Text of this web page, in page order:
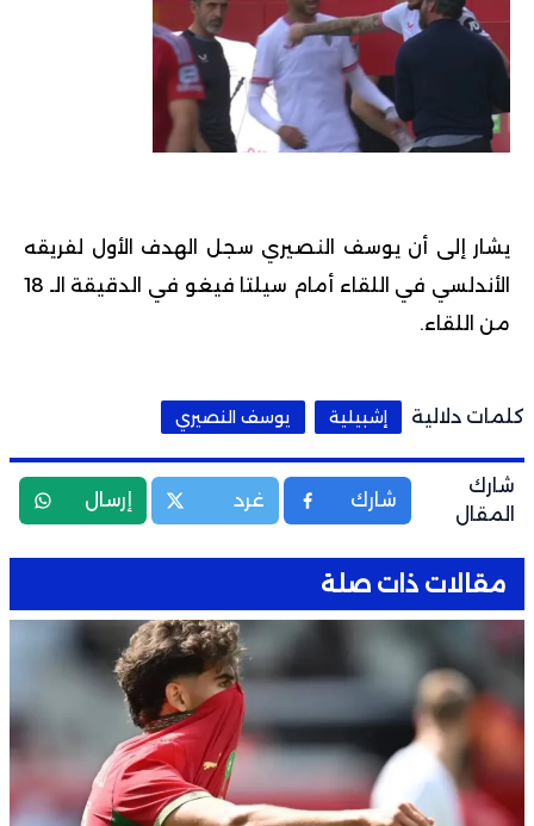
يشار إلى أن يوسف النصيري سجل الهدف الأول لفريقه
الأندلسي في اللقاء أمام سيلتا فيغو في الدقيقة الـ 18
من اللقاء.
كلمات دلالية إشبيلية يوسف النصيري
شارك
المقال
شارك غرد إرسال
مقالات ذات صلة